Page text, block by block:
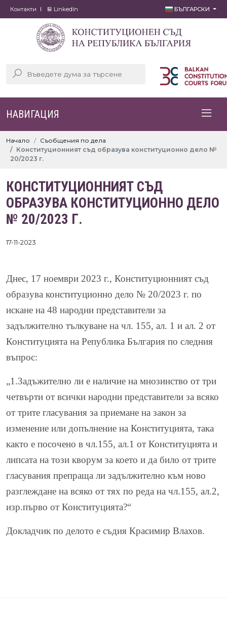
Контакти LinkedIn БЪЛГАРСКИ
НАВИГАЦИЯ
Начало
Съобщения по дела
Конституционният съд образува конституционно дело №
20/2023 г.
КОНСТИТУЦИОННИЯТ СЪД
ОБРАЗУВА КОНСТИТУЦИОННО ДЕЛО
№ 20/2023 Г.
17-11-2023
Днес, 17 ноември 2023 г., Конституционният съд
образува конституционно дело № 20/2023 г. по
искане на 48 народни представители за
задължително тълкуване на чл. 155, ал. 1 и ал. 2 от
Конституцията на Република България по следния
въпрос:
„1.3адъжително ли е наличие на мнозинство от три
четвърти от всички народни представители за всяко
от трите гласувания за приемане на закон за
изменение или допълнение на Конституцията, така
както е посочено в чл.155, ал.1 от Конституцията и
липсата на този кворум за което и да било от трите
гласувания препраща ли задължително към ново
разглеждане на всяко от тях по реда на чл.155, ал.2,
изр.първо от Конституцията?“
Докладчик по делото е съдия Красимир Влахов.